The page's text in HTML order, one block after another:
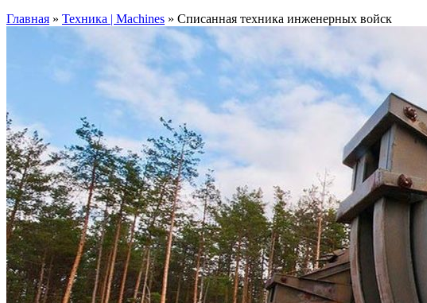
Главная » Техника | Machines » Списанная техника инженерных войск